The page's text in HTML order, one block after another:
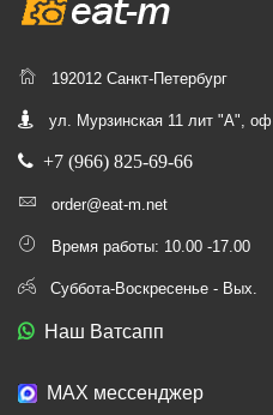
192012 Санкт-Петербург
ул. Мурзинская 11 лит "А",
+7 (966) 825-69-66
order@eat-m.net
Время работы: 10.00 -17.00
Суббота-Воскресенье - Вых.
Наш Ватсапп
МАХ мессенджер